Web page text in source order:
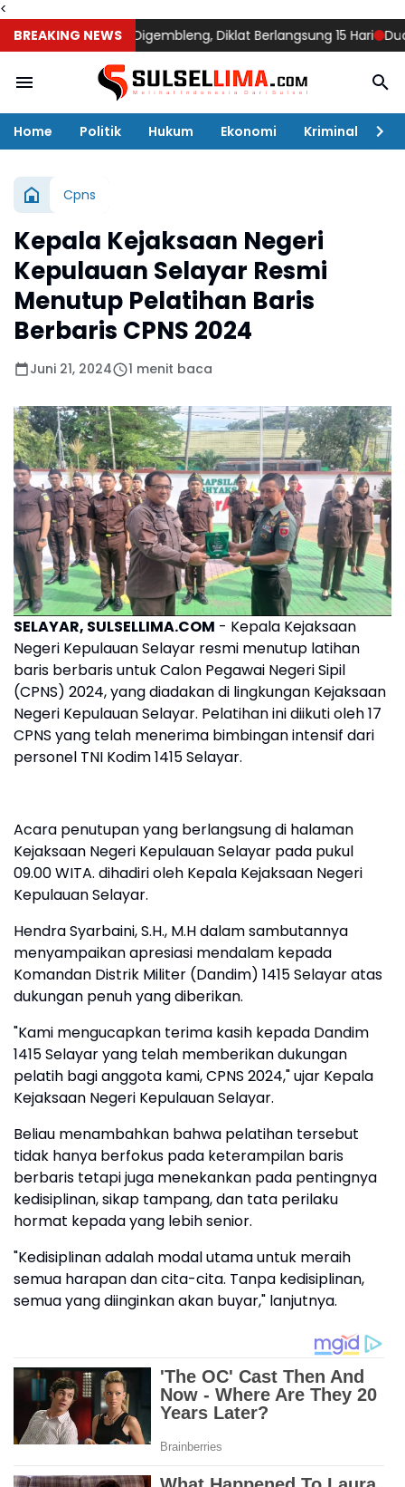
<
BREAKING NEWS
Mulai Digembleng, Diklat Berlangsung 15 Hari Dua Pria
Home Politik Hukum Ekonomi Kriminal
Cpns
Kepala Kejaksaan Negeri
Kepulauan Selayar Resmi
Menutup Pelatihan Baris
Berbaris CPNS 2024
Juni 21, 2024 1 menit baca
SELAYAR, SULSELLIMA.COM - Kepala Kejaksaan
Negeri Kepulauan Selayar resmi menutup latihan
baris berbaris untuk Calon Pegawai Negeri Sipil
(CPNS) 2024, yang diadakan di lingkungan Kejaksaan
Negeri Kepulauan Selayar. Pelatihan ini diikuti oleh 17
CPNS yang telah menerima bimbingan intensif dari
personel TNI Kodim 1415 Selayar.
Acara penutupan yang berlangsung di halaman
Kejaksaan Negeri Kepulauan Selayar pada pukul
09.00 WITA. dihadiri oleh Kepala Kejaksaan Negeri
Kepulauan Selayar.
Hendra Syarbaini, S.H., M.H dalam sambutannya
menyampaikan apresiasi mendalam kepada
Komandan Distrik Militer (Dandim) 1415 Selayar atas
dukungan penuh yang diberikan.
"Kami mengucapkan terima kasih kepada Dandim
1415 Selayar yang telah memberikan dukungan
pelatih bagi anggota kami, CPNS 2024," ujar Kepala
Kejaksaan Negeri Kepulauan Selayar.
Beliau menambahkan bahwa pelatihan tersebut
tidak hanya berfokus pada keterampilan baris
berbaris tetapi juga menekankan pada pentingnya
kedisiplinan, sikap tampang, dan tata perilaku
hormat kepada yang lebih senior.
"Kedisiplinan adalah modal utama untuk meraih
semua harapan dan cita-cita. Tanpa kedisiplinan,
semua yang diinginkan akan buyar," lanjutnya.